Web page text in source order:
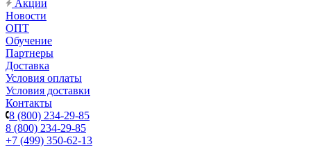
Акции
Новости
ОПТ
Обучение
Партнеры
Доставка
Условия оплаты
Условия доставки
Контакты
8 (800) 234-29-85
8 (800) 234-29-85
+7 (499) 350-62-13